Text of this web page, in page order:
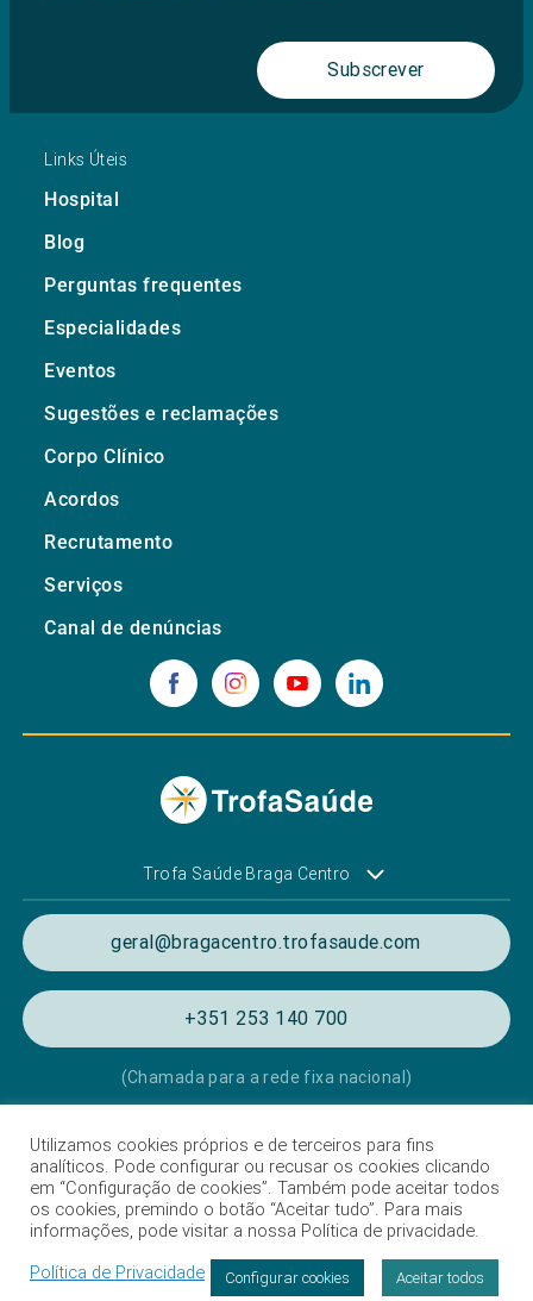
Subscrever
Links Úteis
Hospital
Blog
Perguntas frequentes
Especialidades
Eventos
Sugestões e reclamações
Corpo Clínico
Acordos
Recrutamento
Serviços
Canal de denúncias
Trofa Saúde Braga Centro
geral@bragacentro.trofasaude.com
+351 253 140 700
(Chamada para a rede fixa nacional)
Política de Privacidade e de Cookies
Termos e condições de utilização
Listagem das Unidades Hospitalares
Proteção de Dados
Utilizamos cookies próprios e de terceiros para fins
analíticos. Pode configurar ou recusar os cookies clicando
em “Configuração de cookies”. Também pode aceitar todos
os cookies, premindo o botão “Aceitar tudo”. Para mais
informações, pode visitar a nossa Política de privacidade.
Política de Privacidade
Configurar cookies Aceitar todos